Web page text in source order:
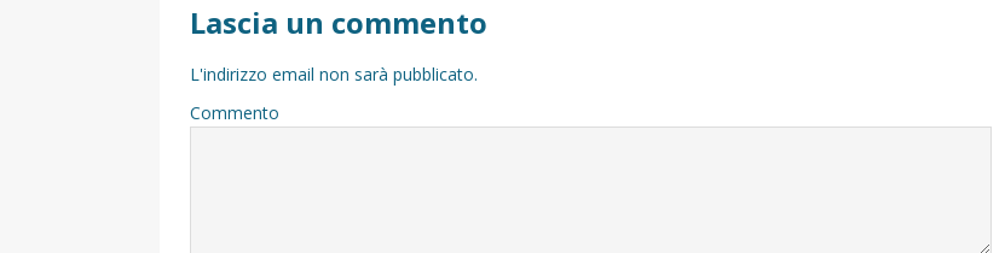
Lascia un commento
L'indirizzo email non sarà pubblicato.
Commento